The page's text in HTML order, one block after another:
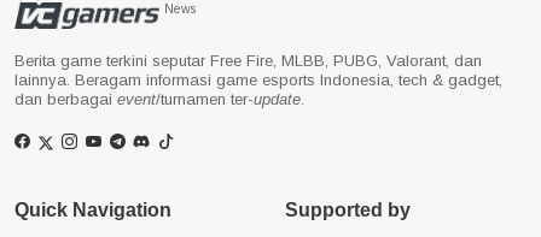
News
Berita game terkini seputar Free Fire, MLBB, PUBG, Valorant, dan
lainnya. Beragam informasi game esports Indonesia, tech & gadget,
dan berbagai event/turnamen ter-update.
Quick Navigation Supported by